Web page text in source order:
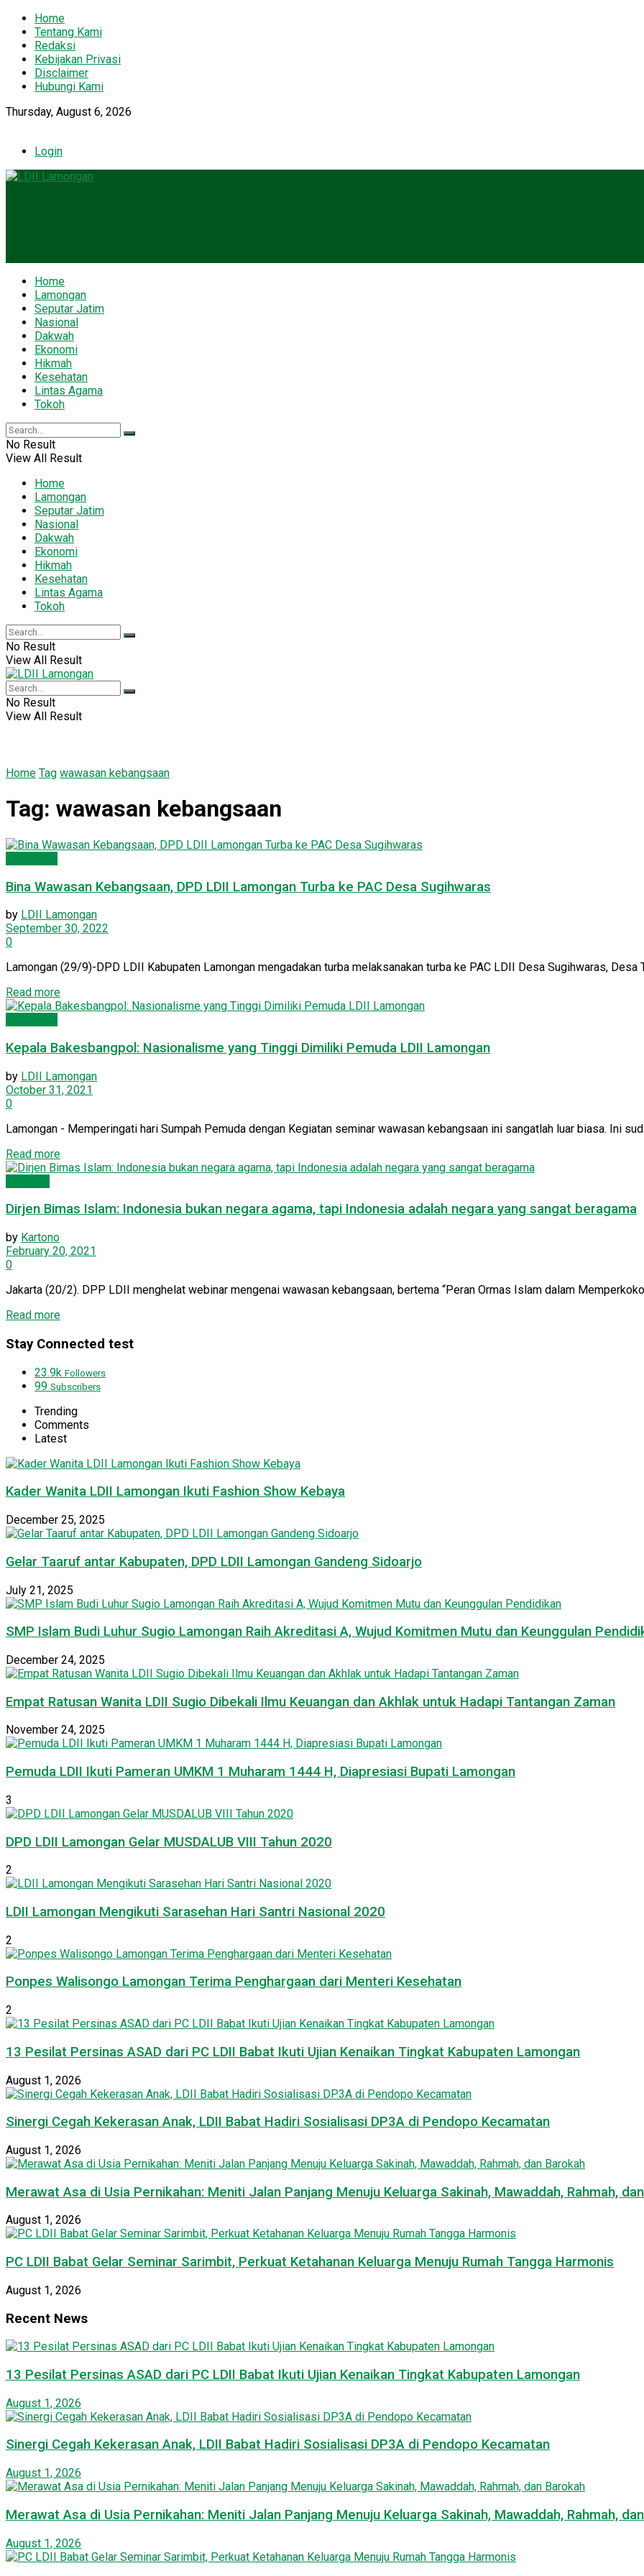
Home
Tentang Kami
Redaksi
Kebijakan Privasi
Disclaimer
Hubungi Kami
Thursday, August 6, 2026
Login
Home
Lamongan
Seputar Jatim
Nasional
Dakwah
Ekonomi
Hikmah
Kesehatan
Lintas Agama
Tokoh
No Result
View All Result
Home
Lamongan
Seputar Jatim
Nasional
Dakwah
Ekonomi
Hikmah
Kesehatan
Lintas Agama
Tokoh
No Result
View All Result
No Result
View All Result
Home Tag wawasan kebangsaan
Tag: wawasan kebangsaan
Bina Wawasan Kebangsaan, DPD LDII Lamongan Turba ke PAC Desa Sugihwaras
by LDII Lamongan
September 30, 2022
0
Lamongan (29/9)-DPD LDII Kabupaten Lamongan mengadakan turba melaksanakan turba ke PAC LDII Desa Sugihwaras, Desa
Read moreDetails
Kepala Bakesbangpol: Nasionalisme yang Tinggi Dimiliki Pemuda LDII Lamongan
by LDII Lamongan
October 31, 2021
0
Lamongan - Memperingati hari Sumpah Pemuda dengan Kegiatan seminar wawasan kebangsaan ini sangatlah luar biasa. Ini
Read moreDetails
Dirjen Bimas Islam: Indonesia bukan negara agama, tapi Indonesia adalah negara yang sangat beragama
by Kartono
February 20, 2021
0
Jakarta (20/2). DPP LDII menghelat webinar mengenai wawasan kebangsaan, bertema “Peran Ormas Islam dalam
Read moreDetails
Stay Connected test
23.9k Followers
99 Subscribers
Trending
Comments
Latest
Kader Wanita LDII Lamongan Ikuti Fashion Show Kebaya
December 25, 2025
Gelar Taaruf antar Kabupaten, DPD LDII Lamongan Gandeng Sidoarjo
July 21, 2025
SMP Islam Budi Luhur Sugio Lamongan Raih Akreditasi A, Wujud Komitmen Mutu dan Keunggulan
December 24, 2025
Empat Ratusan Wanita LDII Sugio Dibekali Ilmu Keuangan dan Akhlak untuk Hadapi Tantangan Zaman
November 24, 2025
Pemuda LDII Ikuti Pameran UMKM 1 Muharam 1444 H, Diapresiasi Bupati Lamongan
3
DPD LDII Lamongan Gelar MUSDALUB VIII Tahun 2020
2
LDII Lamongan Mengikuti Sarasehan Hari Santri Nasional 2020
2
Ponpes Walisongo Lamongan Terima Penghargaan dari Menteri Kesehatan
2
13 Pesilat Persinas ASAD dari PC LDII Babat Ikuti Ujian Kenaikan Tingkat Kabupaten Lamongan
August 1, 2026
Sinergi Cegah Kekerasan Anak, LDII Babat Hadiri Sosialisasi DP3A di Pendopo Kecamatan
August 1, 2026
Merawat Asa di Usia Pernikahan: Meniti Jalan Panjang Menuju Keluarga Sakinah, Mawaddah, Rahmah,
August 1, 2026
PC LDII Babat Gelar Seminar Sarimbit, Perkuat Ketahanan Keluarga Menuju Rumah Tangga Harmonis
August 1, 2026
Recent News
13 Pesilat Persinas ASAD dari PC LDII Babat Ikuti Ujian Kenaikan Tingkat Kabupaten Lamongan
August 1, 2026
Sinergi Cegah Kekerasan Anak, LDII Babat Hadiri Sosialisasi DP3A di Pendopo Kecamatan
August 1, 2026
Merawat Asa di Usia Pernikahan: Meniti Jalan Panjang Menuju Keluarga Sakinah, Mawaddah, Rahmah,
August 1, 2026